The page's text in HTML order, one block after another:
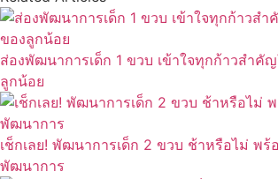
ส่องพัฒนาการเด็ก 1 ขวบ เข้าใจทุกก้าวสำคั
ลูกน้อย
เช็กเลย! พัฒนาการเด็ก 2 ขวบ ช้าหรือไม่ พร้
พัฒนาการ